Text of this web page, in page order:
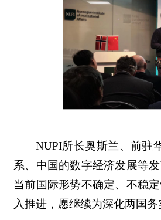
NUPI所长奥斯兰、前驻
系、中国的数字经济发展等
当前国际形势不确定、不稳
入推进，愿继续为深化两国